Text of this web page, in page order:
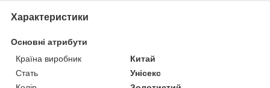
Характеристики
Основні атрибути
Країна виробник
Китай
Стать
Унісекс